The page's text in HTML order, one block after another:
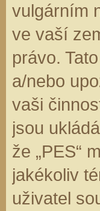
vulgárním
ve vaší
právo.
a/nebo
vaši
jsou
že „PES“
jakékoliv
uživatel